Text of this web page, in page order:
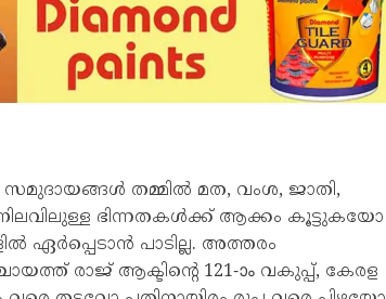
തമ്മിൽ മത, വംശ, ജാതി,
ഭിന്നതകൾക്ക് ആക്കം കൂട്ടുകയോ
ഏർപ്പെടാൻ പാടില്ല. അത്തരം
രാജ് ആക്ടിന്റെ 121-ാം വകുപ്പ്, കേരള